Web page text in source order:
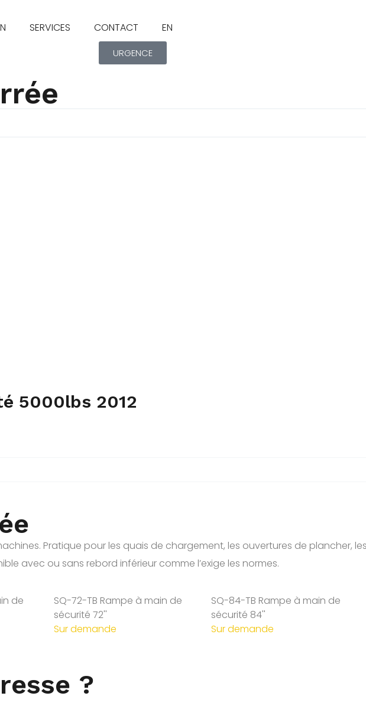
SERVICES CONTACT EN
URGENCE
5000lbs 2012
Pratique pour les quais de chargement, les ouvertures de plancher,
avec ou sans rebord inférieur comme l’exige les normes.
de
SQ-72-TB Rampe à main de
sécurité 72''
Sur demande
SQ-84-TB Rampe à main de
sécurité 84''
Sur demande
?